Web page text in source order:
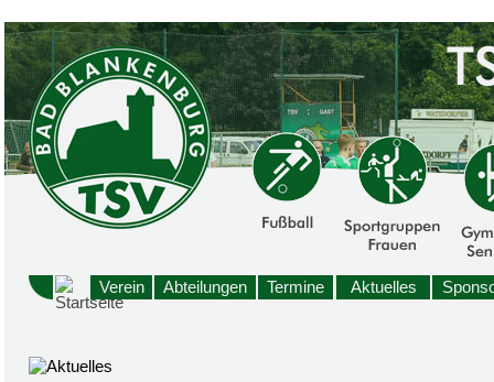
Verein Abteilungen Termine Aktuelles